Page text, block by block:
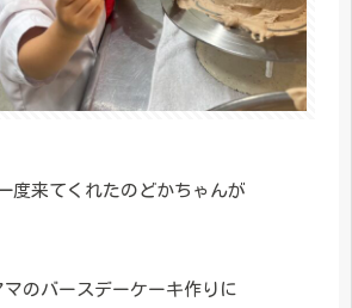
度来てくれたのどかちゃんが
マのバースデーケーキ作りに